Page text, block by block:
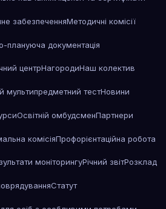
забезпеченняМетодичні комісії
плануюча документація
центрНагородиНаш колектив
мультипредметний тестНовини
Освітній омбудсменПартнери
комісіяПрофорієнтаційна робота
моніторингуРічний звітРозклад
Статут